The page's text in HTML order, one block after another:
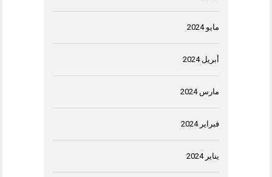
مايو 2024
أبريل 2024
مارس 2024
فبراير 2024
يناير 2024